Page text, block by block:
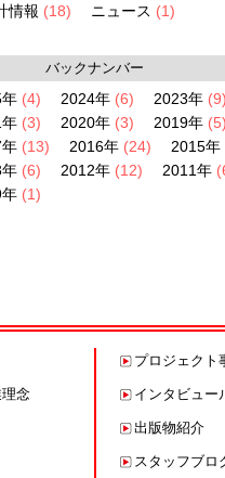
情報 (18) ニュース (1)
バックナンバー
(4) 2024年 (6) 2023年 (9)
(3) 2020年 (3) 2019年 (5)
(13) 2016年 (24) 2015年
(6) 2012年 (12) 2011年
(1)
念
プロジェクト
インタビュー
出版物紹介
スタッフブロ